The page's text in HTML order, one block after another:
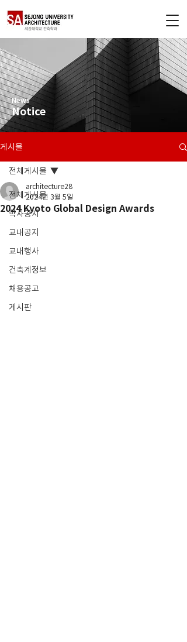
News
Notice
게시물
전체게시물
학사공지
교내공지
교내행사
건축계정보
채용공고
게시판
전체게시물
2024 Kyoto Global Design Awards
architecture28
2024년 3월 5일